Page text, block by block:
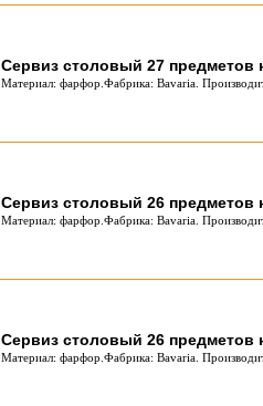
Сервиз столовый 27 предметов
Материал: фарфор.Фабрика: Bavaria.
Сервиз столовый 26 предметов
Материал: фарфор.Фабрика: Bavaria.
Сервиз столовый 26 предметов
Материал: фарфор.Фабрика: Bavaria.